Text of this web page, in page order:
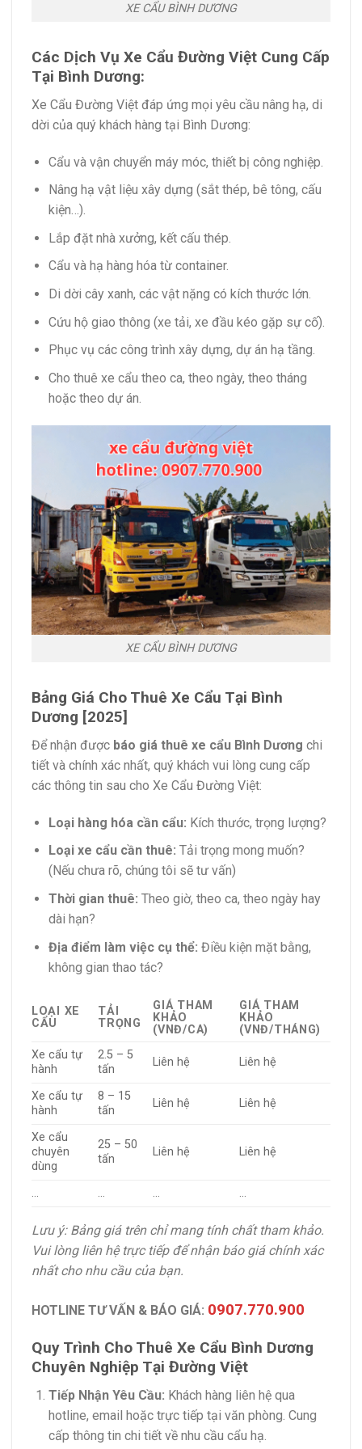
XE CẨU BÌNH DƯƠNG
Các Dịch Vụ Xe Cẩu Đường Việt Cung Cấp
Tại Bình Dương:
Xe Cẩu Đường Việt đáp ứng mọi yêu cầu nâng hạ, di
dời của quý khách hàng tại Bình Dương:
Cẩu và vận chuyển máy móc, thiết bị công nghiệp.
Nâng hạ vật liệu xây dựng (sắt thép, bê tông, cấu
kiện…).
Lắp đặt nhà xưởng, kết cấu thép.
Cẩu và hạ hàng hóa từ container.
Di dời cây xanh, các vật nặng có kích thước lớn.
Cứu hộ giao thông (xe tải, xe đầu kéo gặp sự cố).
Phục vụ các công trình xây dựng, dự án hạ tầng.
Cho thuê xe cẩu theo ca, theo ngày, theo tháng
hoặc theo dự án.
XE CẨU BÌNH DƯƠNG
Bảng Giá Cho Thuê Xe Cẩu Tại Bình
Dương [2025]
Để nhận được báo giá thuê xe cẩu Bình Dương chi
tiết và chính xác nhất, quý khách vui lòng cung cấp
các thông tin sau cho Xe Cẩu Đường Việt:
Loại hàng hóa cần cẩu: Kích thước, trọng lượng?
Loại xe cẩu cần thuê: Tải trọng mong muốn?
(Nếu chưa rõ, chúng tôi sẽ tư vấn)
Thời gian thuê: Theo giờ, theo ca, theo ngày hay
dài hạn?
Địa điểm làm việc cụ thể: Điều kiện mặt bằng,
không gian thao tác?
LOẠI XE
CẨU
TẢI
TRỌNG
GIÁ THAM
KHẢO
(VNĐ/CA)
GIÁ THAM
KHẢO
(VNĐ/THÁNG)
Xe cẩu tự
hành
2.5 – 5
tấn
Liên hệ Liên hệ
Xe cẩu tự
hành
8 – 15
tấn
Liên hệ Liên hệ
Xe cẩu
chuyên
dùng
25 – 50
tấn
Liên hệ Liên hệ
… … … …
Lưu ý: Bảng giá trên chỉ mang tính chất tham khảo.
Vui lòng liên hệ trực tiếp để nhận báo giá chính xác
nhất cho nhu cầu của bạn.
HOTLINE TƯ VẤN & BÁO GIÁ: 0907.770.900
Quy Trình Cho Thuê Xe Cẩu Bình Dương
Chuyên Nghiệp Tại Đường Việt
Tiếp Nhận Yêu Cầu: Khách hàng liên hệ qua
hotline, email hoặc trực tiếp tại văn phòng. Cung
cấp thông tin chi tiết về nhu cầu cẩu hạ.